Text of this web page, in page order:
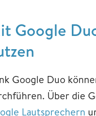
Google
Google Duo
Über die
Lautsprechern